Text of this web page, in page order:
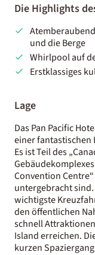
Die Highlights
und die Berge
Whirlpool auf
Erstklassiges
Lage
Das Pan Pacific
einer fantastischen
Es ist Teil des
Convention
untergebracht
wichtigste
den öffentlichen
schnell
Island erreichen.
kurzen